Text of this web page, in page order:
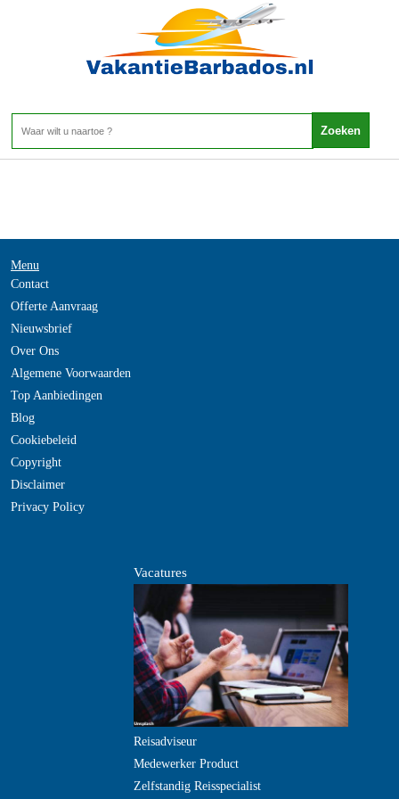
Home>
Menu
Contact
Offerte Aanvraag
Nieuwsbrief
Over Ons
Algemene Voorwaarden
Top Aanbiedingen
Blog
Cookiebeleid
Copyright
Disclaimer
Privacy Policy
Vacatures
Reisadviseur
Medewerker Product
Zelfstandig Reisspecialist